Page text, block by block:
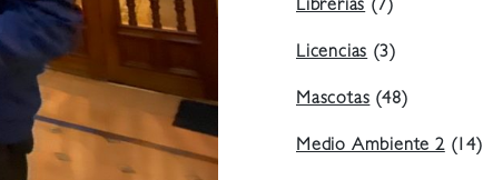
Librerías(7)
Licencias(3)
Mascotas(48)
Medio Ambiente 2(14)